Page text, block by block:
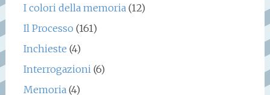
I colori della memoria(12)
Il Processo (161)
Inchieste (4)
Interrogazioni(6)
Memoria(4)